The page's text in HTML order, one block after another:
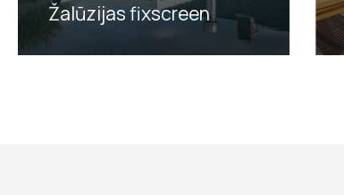
Žalūzijas fixscreen